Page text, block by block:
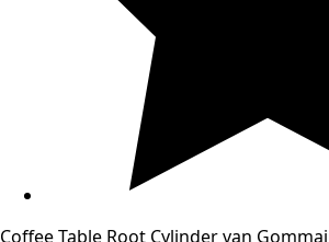
Coffee Table Root Cylinder van